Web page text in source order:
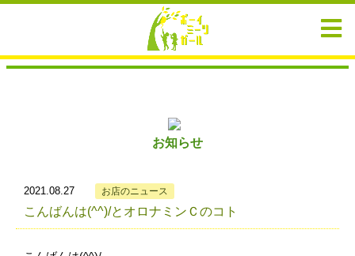
お知らせ
2021.08.27 お店のニュース
こんばんは(^^)/とオロナミンＣのコト